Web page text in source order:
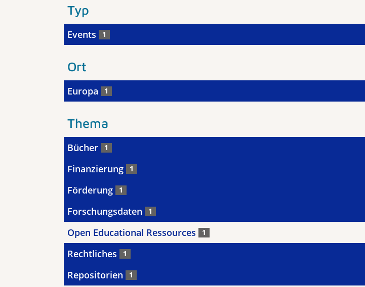
Typ
Events 1
Ort
Europa 1
Thema
Bücher 1
Finanzierung 1
Förderung 1
Forschungsdaten 1
Open Educational Ressources 1
Rechtliches 1
Repositorien 1